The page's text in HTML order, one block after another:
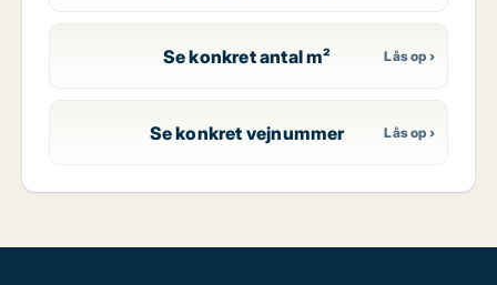
Se konkret antal m²
Se konkret vejnummer